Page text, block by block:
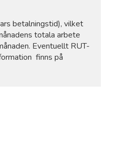
betalningstid), vilket
totala arbete
Eventuellt RUT-
finns på